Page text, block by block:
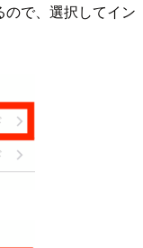
で、選択してイン